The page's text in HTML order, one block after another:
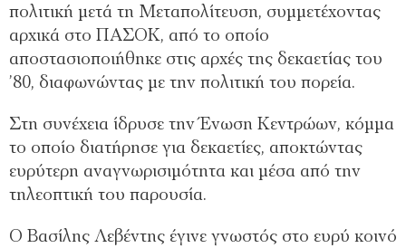
πολιτική μετά τη Μεταπολίτευση, συμμετέχοντας
αρχικά στο ΠΑΣΟΚ, από το οποίο
αποστασιοποιήθηκε στις αρχές της δεκαετίας του
’80, διαφωνώντας με την πολιτική του πορεία.
Στη συνέχεια ίδρυσε την Ένωση Κεντρώων, κόμμα
το οποίο διατήρησε για δεκαετίες, αποκτώντας
ευρύτερη αναγνωρισιμότητα και μέσα από την
τηλεοπτική του παρουσία.
Ο Βασίλης Λεβέντης έγινε γνωστός στο ευρύ κοινό